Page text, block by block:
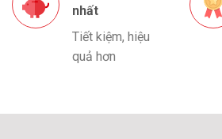
nhất
Tiết kiệm, hiệu
quả hơn